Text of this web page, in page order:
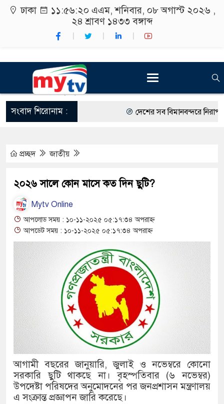
ঢাকা ১১:৫৬:২১ এএম, শনিবার, ০৮ অগাস্ট ২০২৬ ,
২৪ শ্রাবণ ১৪৩৩ বঙ্গাব্দ
সংবাদ শিরোনাম : দেশের সব বিমানবন্দরে নিরাপত্তা
কর্মসূচীর শুভসূচনা।
রং ফর্সাকারী ৮ ব্র্যান্ডের ক্রিমে
থাকায় বিক্রিতে নিষেধাজ্ঞা
অত্যাচারের ছবি যেন আর তুলতে
‘গুলশানের চামেলি’তে ভিন্ন
যৌনকর্মীর দালাল চরিত্রে
সারজিস-পাটোয়ারীসহ ১০ জনের
গুলশান থেকে সাবেক মন্ত্রী লতিফ
‘স্কুটি নাকি গোল্ড?’
প্রচ্ছদ জাতীয়
২০২৬ সালে কোন মাসে কত দিন ছুটি?
Mytv Online
আপলোড সময় : ১০-১১-২০২৫ ০৫:১৭:৩৪ অপরাহ্ন
আপডেট সময় : ১০-১১-২০২৫ ০৫:১৭:৩৪ অপরাহ্ন
আগামী বছরের জানুয়ারি, জুলাই ও নভেম্বরে কোনো
সরকারি ছুটি থাকছে না। বৃহস্পতিবার (৬ নভেম্বর)
উপদেষ্টা পরিষদের অনুমোদনের পর জনপ্রশাসন মন্ত্রণালয়
এ সংক্রান্ত প্রজ্ঞাপন জারি করেছে।